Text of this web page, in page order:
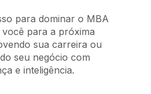
para dominar o MBA
para a próxima
sua carreira ou
seu negócio com
e inteligência.